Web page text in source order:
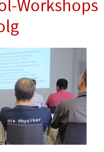
Workshops